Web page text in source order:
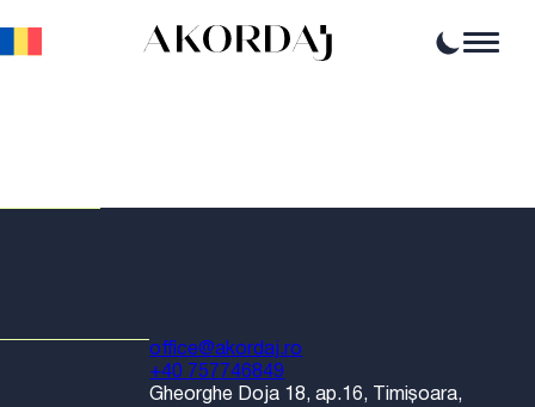
Oportunități profesionale
office@akordaj.ro
+40 757746849
Gheorghe Doja 18, ap.16, Timișoara,